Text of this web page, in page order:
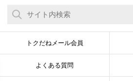
トクだねメール会員
よくある質問